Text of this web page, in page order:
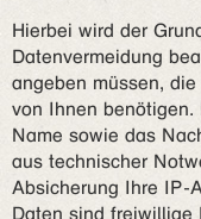
Hierbei wird der
Datenvermeidung
angeben müssen,
von Ihnen
Name sowie das
aus technischer
Absicherung Ihre IP-
Daten sind freiwillige